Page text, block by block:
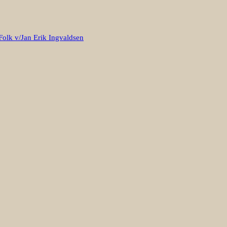
v/Jan Erik Ingvaldsen